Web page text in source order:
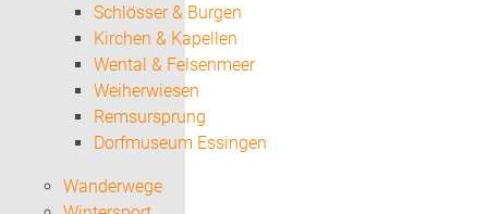
Schlösser & Burgen
Kirchen & Kapellen
Wental & Felsenmeer
Weiherwiesen
Remsursprung
Dorfmuseum Essingen
Wanderwege